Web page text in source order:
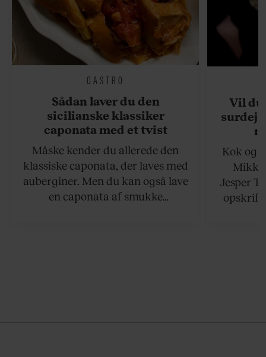
GASTRO
Sådan laver du den
sicilianske klassiker
caponata med et tvist
Måske kender du allerede den
klassiske caponata, der laves med
auberginer. Men du kan også lave
en caponata af smukke
Vil du
Kok og
Jesper
opskrift